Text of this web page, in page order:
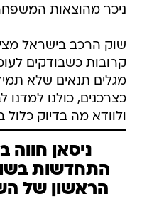
ניכר מהוצאות
שוק הרכב בישראל
קרובות כשבודקים
מגלים תנאים שלא
כצרכנים, כולנו
ולוודא מה בדיוק
ניסאן
התחדשות
הראשון של